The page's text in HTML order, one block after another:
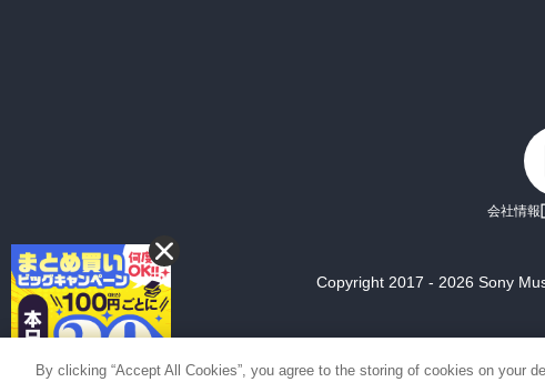
会社情報
Copyright 2017 - 2026 Sony
By clicking “Accept All Cookies”, you agree to the storing of cookies on your